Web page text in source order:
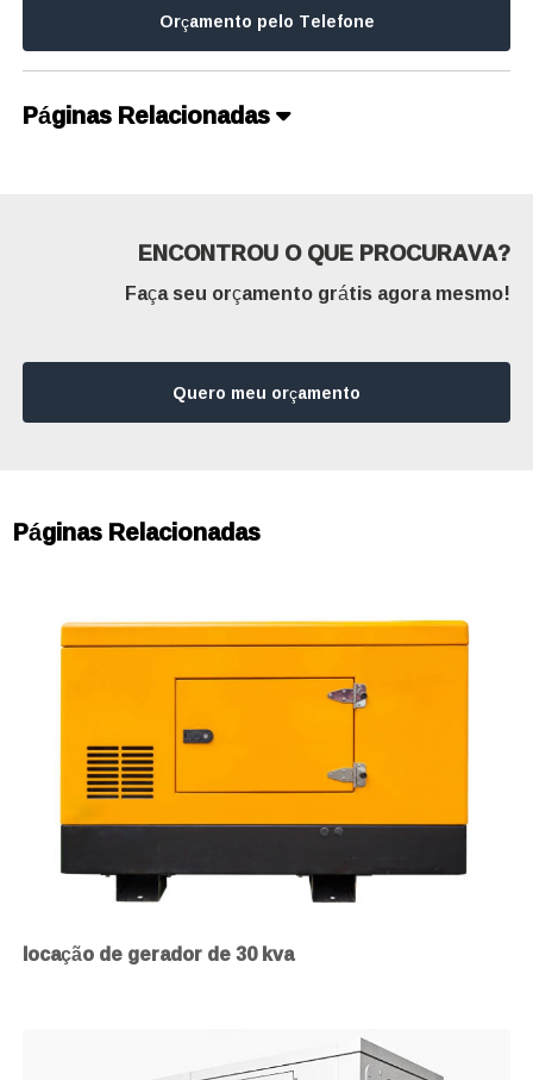
Orçamento pelo Telefone
Páginas Relacionadas
ENCONTROU O QUE PROCURAVA?
Faça seu orçamento grátis agora mesmo!
Quero meu orçamento
Páginas Relacionadas
locação de gerador de 30 kva